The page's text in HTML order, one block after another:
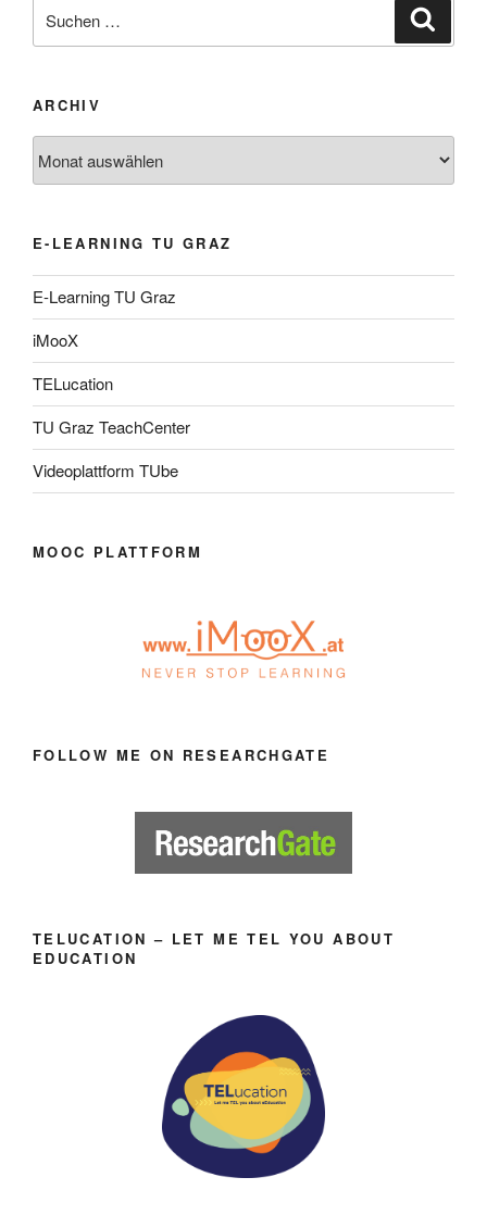
nach:
ARCHIV
E-LEARNING TU GRAZ
E-Learning TU Graz
iMooX
TELucation
TU Graz TeachCenter
Videoplattform TUbe
MOOC PLATTFORM
FOLLOW ME ON RESEARCHGATE
TELUCATION – LET ME TEL YOU ABOUT
EDUCATION